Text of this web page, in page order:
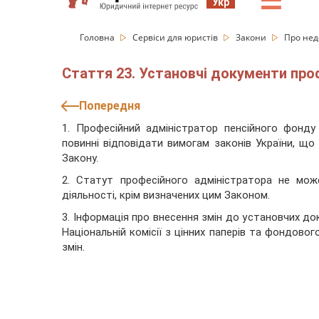
Головна Сервіси для юристів Закони Про
Стаття 23. Установчі документи
Попередня
1. Професійний адміністратор пенсійного
повинні відповідати вимогам законів України,
Закону.
2. Статут професійного адміністратора не
діяльності, крім визначених цим Законом.
3. Інформація про внесення змін до установчих
Національній комісії з цінних паперів та
змін.